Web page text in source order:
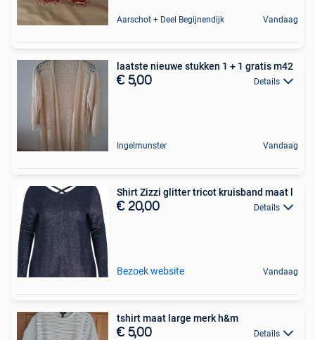
Aarschot + Deel Begijnendijk Vandaag
laatste nieuwe stukken 1 + 1 gratis m42
€ 5,00 Details
Ingelmunster Vandaag
Shirt Zizzi glitter tricot kruisband maat l
€ 20,00 Details
Bezoek website Vandaag
tshirt maat large merk h&m
€ 5,00 Details